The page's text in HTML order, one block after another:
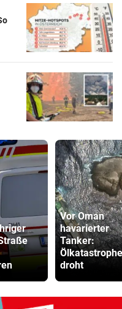
Vor Oman
havarierter
Tanker:
Ölkatastrophe
droht